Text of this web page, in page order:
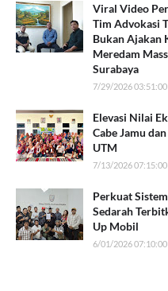
Viral Video
Tim Advokasi
Bukan Ajakan
Meredam
Surabaya
7/29/2026
Elevasi Nilai
Cabe Jamu
UTM
7/13/2026
Perkuat
Sedarah
Up Mobil
6/01/2026 07:10:00